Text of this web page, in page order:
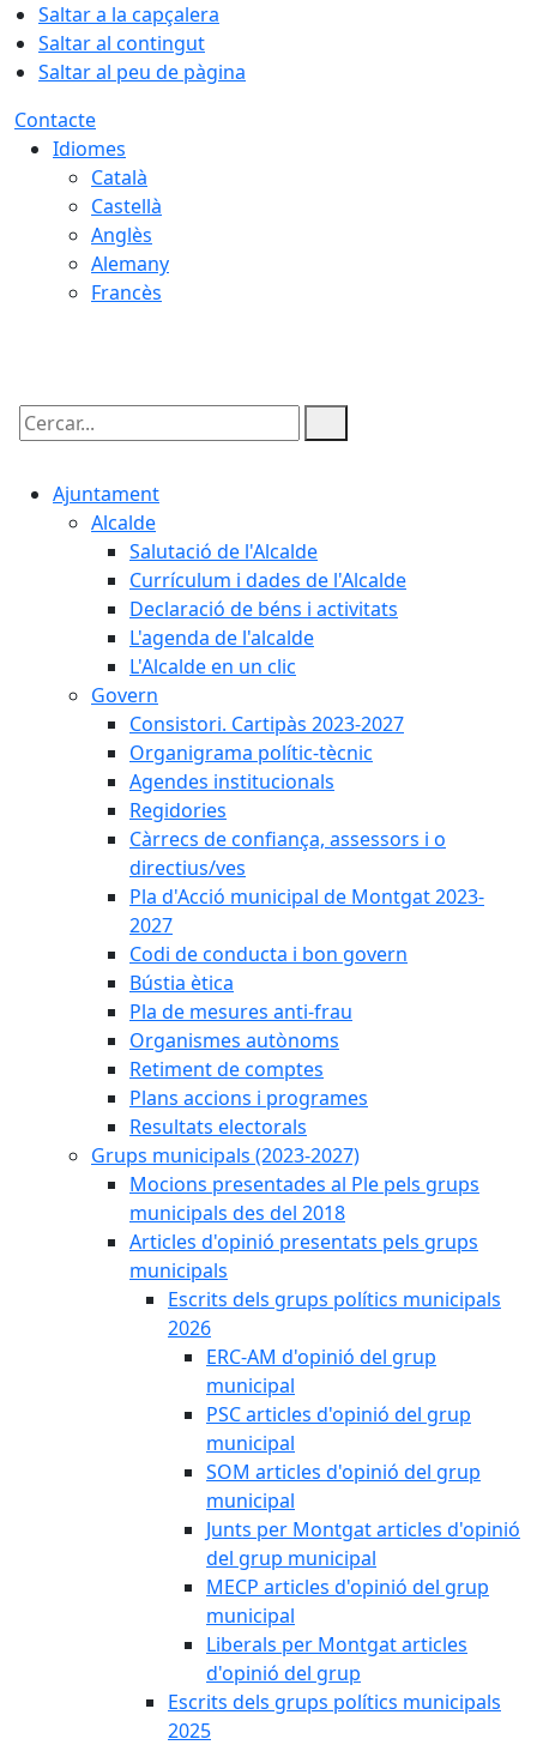
Saltar a la capçalera
Saltar al contingut
Saltar al peu de pàgina
Contacte
Idiomes
Català
Castellà
Anglès
Alemany
Francès
Cercar:
Ajuntament
Alcalde
Salutació de l'Alcalde
Currículum i dades de l'Alcalde
Declaració de béns i activitats
L'agenda de l'alcalde
L'Alcalde en un clic
Govern
Consistori. Cartipàs 2023-2027
Organigrama polític-tècnic
Agendes institucionals
Regidories
Càrrecs de confiança, assessors i o
directius/ves
Pla d'Acció municipal de Montgat 2023-
2027
Codi de conducta i bon govern
Bústia ètica
Pla de mesures anti-frau
Organismes autònoms
Retiment de comptes
Plans accions i programes
Resultats electorals
Grups municipals (2023-2027)
Mocions presentades al Ple pels grups
municipals des del 2018
Articles d'opinió presentats pels grups
municipals
Escrits dels grups polítics municipals
2026
ERC-AM d'opinió del grup
municipal
PSC articles d'opinió del grup
municipal
SOM articles d'opinió del grup
municipal
Junts per Montgat articles d'opinió
del grup municipal
MECP articles d'opinió del grup
municipal
Liberals per Montgat articles
d'opinió del grup
Escrits dels grups polítics municipals
2025